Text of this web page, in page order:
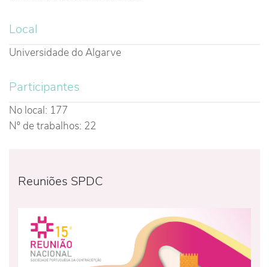
Local
Universidade do Algarve
Participantes
No local: 177
Nº de trabalhos: 22
Reuniões SPDC